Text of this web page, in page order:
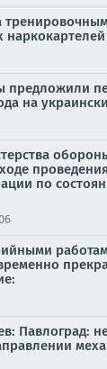
наркокартелей
предложили
на
по
Павлоград: